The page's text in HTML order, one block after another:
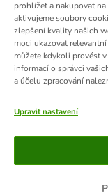
O zoohit Kariéra
Všeobecné obchodní
Zákon o digitálních
Poštovné a dodací
Partnerský program
prohlížet a nakupovat
aktivujeme soubory
zlepšení kvality našich
moci ukazovat
můžete kdykoli provést
informací o správci
a účelu zpracování
Upravit nastavení